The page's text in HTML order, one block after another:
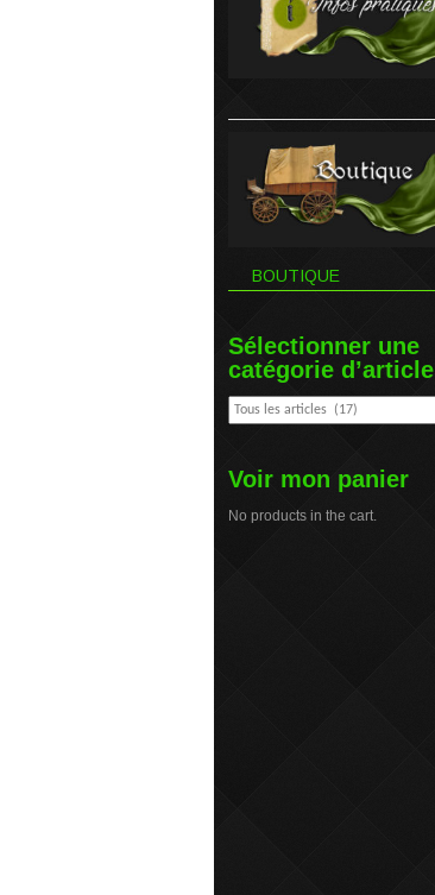
BOUTIQUE
Sélectionner une
catégorie d’article
Voir mon panier
No products in the cart.